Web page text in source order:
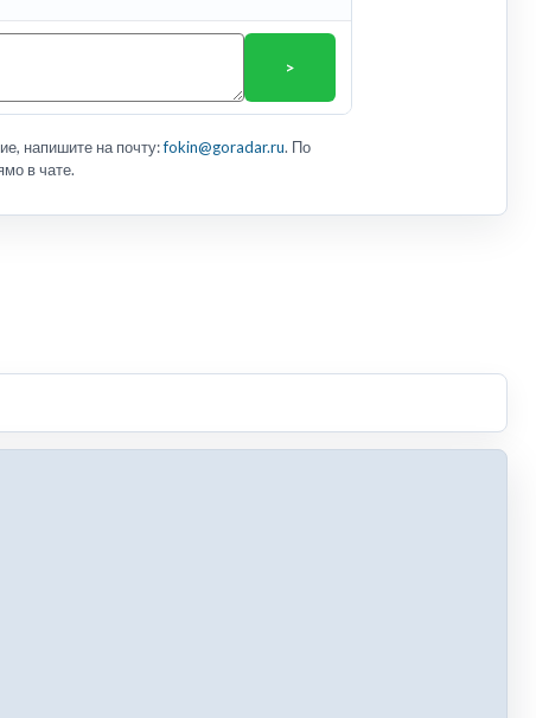
>
напишите на почту:fokin@goradar.ru. По
в чате.